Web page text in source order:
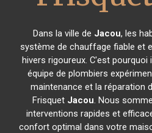
Dans la ville de Jacou, les
système de chauffage fiable et
hivers rigoureux. C'est
équipe de plombiers
maintenance et la réparation
Frisquet Jacou. Nous
interventions rapides et
confort optimal dans votre